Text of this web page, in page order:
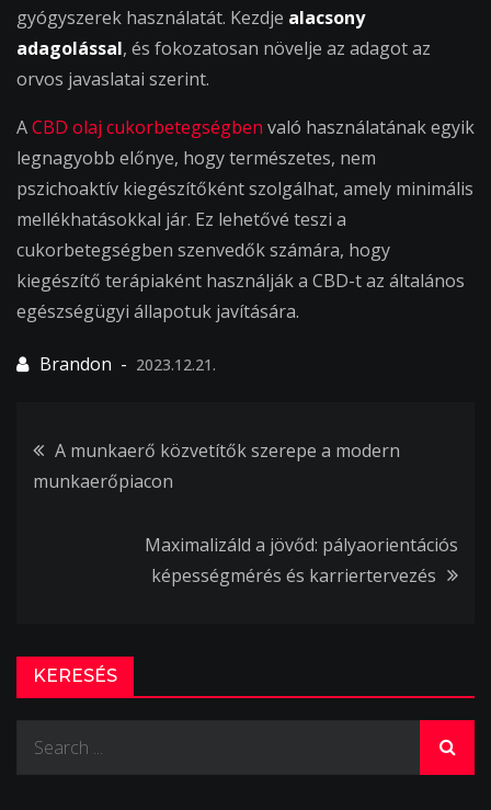
gyógyszerek használatát. Kezdje alacsony
adagolással, és fokozatosan növelje az adagot az
orvos javaslatai szerint.
ACBD olaj cukorbetegségben való használatának egyik
legnagyobb előnye, hogy természetes, nem
pszichoaktív kiegészítőként szolgálhat, amely minimális
mellékhatásokkal jár. Ez lehetővé teszi a
cukorbetegségben szenvedők számára, hogy
kiegészítő terápiaként használják a CBD-t az általános
egészségügyi állapotuk javítására.
2023.12.21.
Bejegyzés
A munkaerő közvetítők szerepe a modern
munkaerőpiacon
Maximalizáld a jövőd: pályaorientációs
képességmérés és karriertervezés
KERESÉS